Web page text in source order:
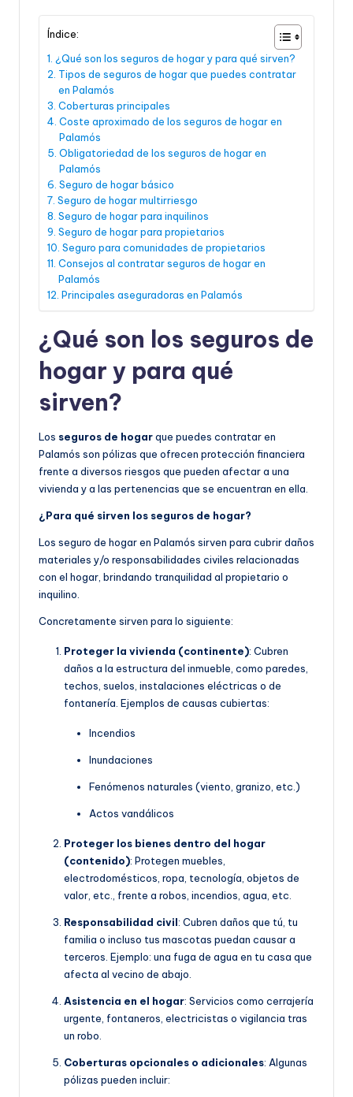
Índice:
¿Qué son los seguros de hogar y para qué sirven?
Tipos de seguros de hogar que puedes contratar
en Palamós
Coberturas principales
Coste aproximado de los seguros de hogar en
Palamós
Obligatoriedad de los seguros de hogar en
Palamós
Seguro de hogar básico
Seguro de hogar multirriesgo
Seguro de hogar para inquilinos
Seguro de hogar para propietarios
Seguro para comunidades de propietarios
Consejos al contratar seguros de hogar en
Palamós
Principales aseguradoras en Palamós
¿Qué son los seguros de
hogar y para qué
sirven?
Los seguros de hogarque puedes contratar en
Palamós son pólizas que ofrecen protección financiera
frente a diversos riesgos que pueden afectar a una
vivienda y a las pertenencias que se encuentran en ella.
¿Para qué sirven los seguros de hogar?
Los seguro de hogar en Palamós sirven para cubrir daños
materiales y/o responsabilidades civiles relacionadas
con el hogar, brindando tranquilidad al propietario o
inquilino.
Concretamente sirven para lo siguiente:
Proteger la vivienda (continente): Cubren
daños a la estructura del inmueble, como paredes,
techos, suelos, instalaciones eléctricas o de
fontanería. Ejemplos de causas cubiertas:
Incendios
Inundaciones
Fenómenos naturales (viento, granizo, etc.)
Actos vandálicos
Proteger los bienes dentro del hogar
(contenido): Protegen muebles,
electrodomésticos, ropa, tecnología, objetos de
valor, etc., frente a robos, incendios, agua, etc.
Responsabilidad civil: Cubren daños que tú, tu
familia o incluso tus mascotas puedan causar a
terceros. Ejemplo: una fuga de agua en tu casa que
afecta al vecino de abajo.
Asistencia en el hogar: Servicios como cerrajería
urgente, fontaneros, electricistas o vigilancia tras
un robo.
Coberturas opcionales o adicionales: Algunas
pólizas pueden incluir: